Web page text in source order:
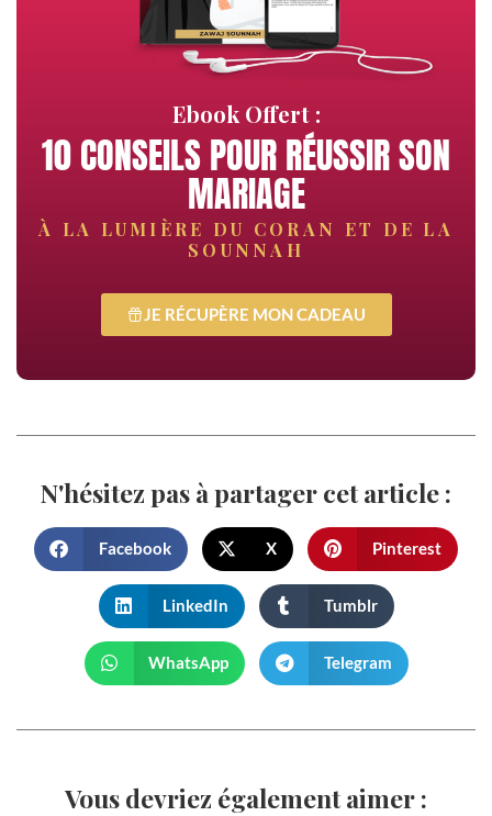
Ebook Offert :
10 CONSEILS POUR RÉUSSIR SON
MARIAGE
À LA LUMIÈRE DU CORAN ET DE LA
SOUNNAH
JE RÉCUPÈRE MON CADEAU
N'hésitez pas à partager cet article :
Facebook X Pinterest
LinkedIn Tumblr
WhatsApp Telegram
Vous devriez également aimer :